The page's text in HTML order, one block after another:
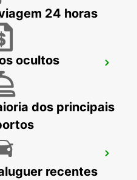
24 horas
ocultos
dos principais
recentes